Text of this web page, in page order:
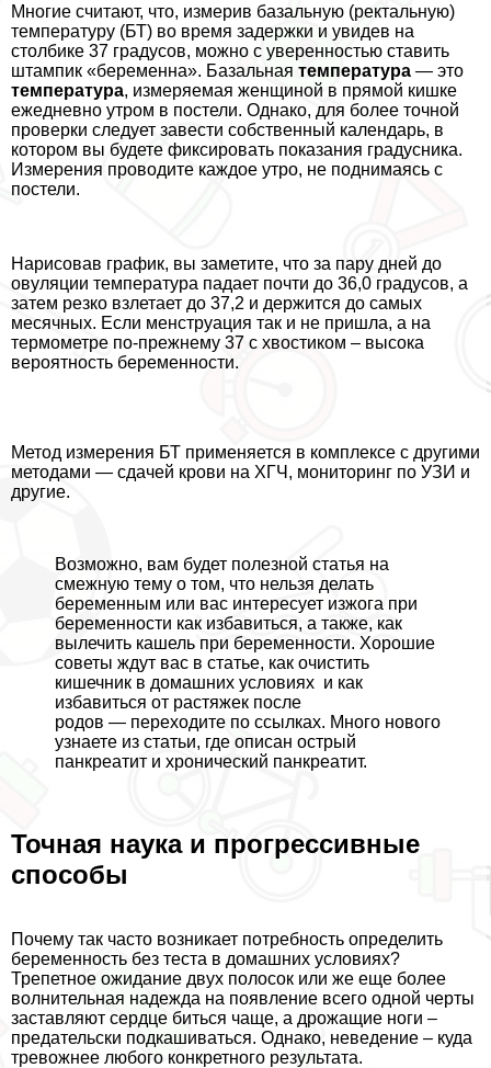
Многие считают, что, измерив базальную (ректальную)
температуру (БТ) во время задержки и увидев на
столбике 37 градусов, можно с уверенностью ставить
штампик «беременна». Базальная температура — это
температура, измеряемая женщиной в прямой кишке
ежедневно утром в постели. Однако, для более точной
проверки следует завести собственный календарь, в
котором вы будете фиксировать показания градусника.
Измерения проводите каждое утро, не поднимаясь с
постели.
Нарисовав график, вы заметите, что за пару дней до
овуляции температура падает почти до 36,0 градусов, а
затем резко взлетает до 37,2 и держится до самых
мecячных. Если мeнcтpуация так и не пришла, а на
термометре по-прежнему 37 с хвостиком – высока
вероятность беременности.
Метод измерения БТ применяется в комплексе с другими
методами — сдачей крови на ХГЧ, мониторинг по УЗИ и
другие.
Возможно, вам будет полезной статья на
смежную тему о том, что нельзя делать
беременным или вас интересует изжога при
беременности как избавиться, а также, как
вылечить кашель при беременности. Хорошие
советы ждут вас в статье, как очистить
кишечник в домашних условиях и как
избавиться от растяжек после
родов — переходите по ссылках. Много нового
узнаете из статьи, где описан острый
панкреатити хронический панкреатит.
Точная наука и прогрессивные
способы
Почему так часто возникает потребность определить
беременность без теста в домашних условиях?
Трепетное ожидание двух полосок или же еще более
волнительная надежда на появление всего одной черты
заставляют сердце биться чаще, а дрожащие ноги –
предательски подкашиваться. Однако, неведение – куда
тревожнее любого конкретного результата.